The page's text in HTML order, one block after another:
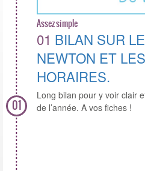
01
Assez simple
01 BILAN SUR
NEWTON ET
HORAIRES.
Long bilan pour y voir clair
de l’année. A vos fiches !